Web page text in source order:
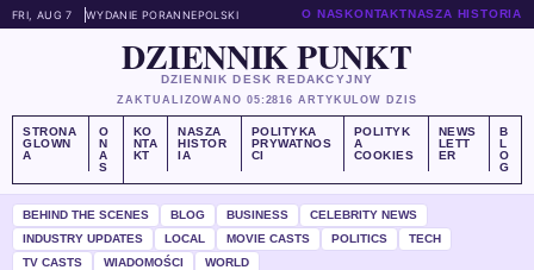
FRI, AUG 7 WYDANIE PORANNEPOLSKI O NASKONTAKTNASZA HISTORIA
DZIENNIK PUNKT
DZIENNIK DESK REDAKCYJNY
ZAKTUALIZOWANO 05:2816 ARTYKULOW DZIS
STRONA
GLOWN
A
O
N
A
S
KO
NTA
KT
NASZA
HISTOR
IA
POLITYKA
PRYWATNOS
CI
POLITYK
A
COOKIES
NEWS
LETT
ER
B
L
O
G
BEHIND THE SCENES BLOG BUSINESS
CELEBRITY NEWS
INDUSTRY UPDATES
LOCAL MOVIE CASTS POLITICS
TECH
TV CASTS
WIADOMOŚCI WORLD